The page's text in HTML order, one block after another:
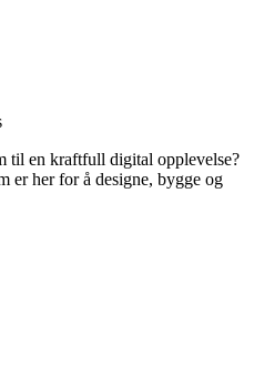
til en kraftfull digital opplevelse?
er her for å designe, bygge og